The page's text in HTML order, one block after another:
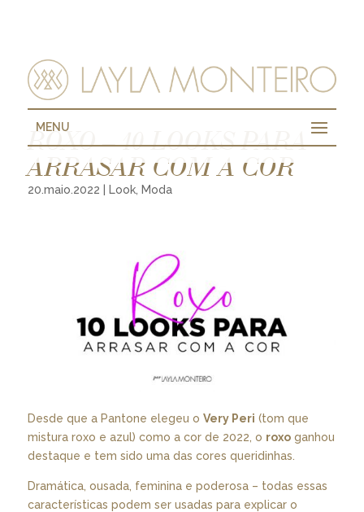
MENU
ROXO – 10 LOOKS PARA
ARRASAR COM A COR
20.maio.2022 Look, Moda
Desde que a Pantone elegeu o Very Peri (tom que
mistura roxo e azul) como a cor de 2022, o roxoganhou
destaque e tem sido uma das cores queridinhas.
Dramática, ousada, feminina e poderosa – todas essas
características podem ser usadas para explicar o